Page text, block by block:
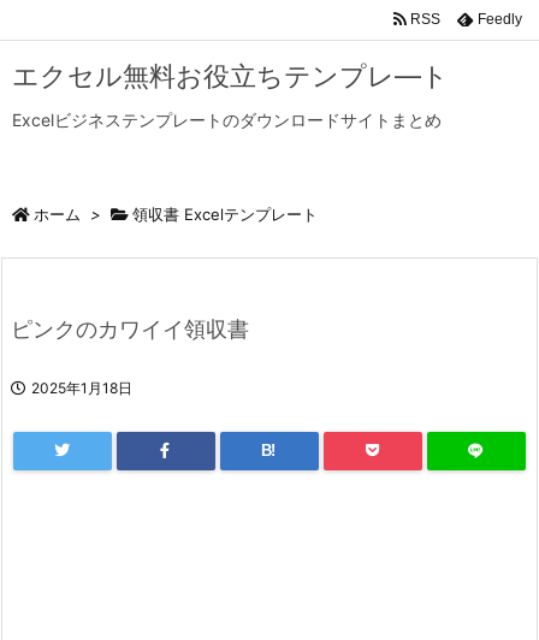
RSS Feedly
エクセル無料お役立ちテンプレ―ト
Excelビジネステンプレートのダウンロードサイトまとめ
ホーム > 領収書 Excelテンプレート
ピンクのカワイイ領収書
2025年1月18日
B!